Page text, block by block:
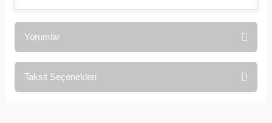
Yorumlar
Taksit Seçenekleri